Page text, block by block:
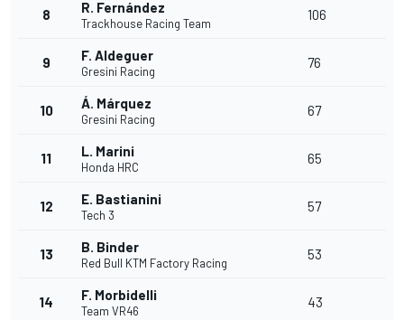
8 R. Fernández
Trackhouse Racing Team
106
9 F. Aldeguer
Gresini Racing
76
10 Á. Márquez
Gresini Racing
67
11 L. Marini
Honda HRC
65
12 E. Bastianini
Tech 3
57
13 B. Binder
Red Bull KTM Factory Racing
53
14 F. Morbidelli
Team VR46
43